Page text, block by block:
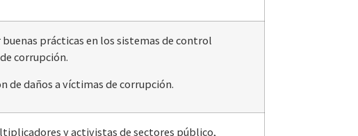
prácticas en los sistemas de control
corrupción.
de daños a víctimas de corrupción.
y activistas de sectores público,